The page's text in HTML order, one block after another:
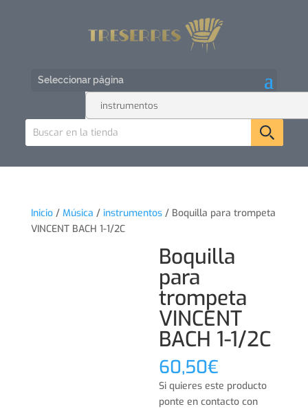
Seleccionar página
Inicio/ Música / instrumentos/ Boquilla para trompeta
VINCENT BACH 1-1/2C
Boquilla
para
trompeta
VINCENT
BACH 1-1/2C
60,50€
Si quieres este producto
ponte en contacto con